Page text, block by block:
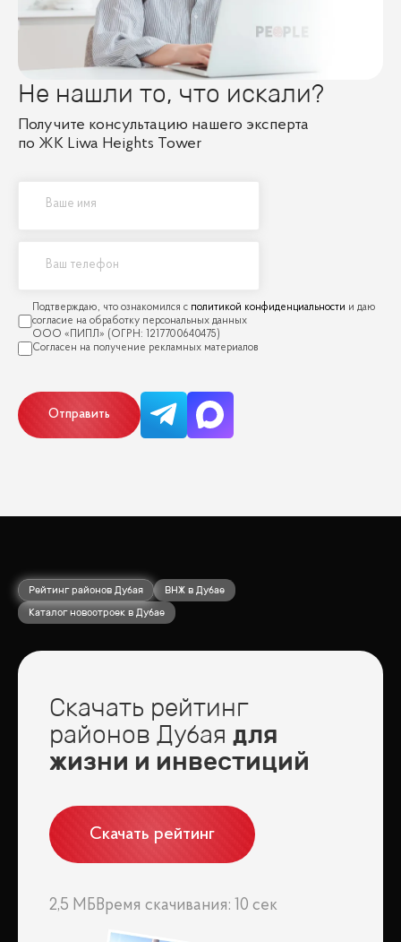
Не нашли то, что искали?
Получите консультацию нашего эксперта
по ЖК Liwa Heights Tower
политикой конфиденциальности
Отправить
Рейтинг районов Дубая
ВНЖ в Дубае
Каталог новостроек в Дубае
Скачать рейтинг
районов Дубая для
жизни и инвестиций
Скачать рейтинг
2,5 МБ Время скачивания: 10 сек